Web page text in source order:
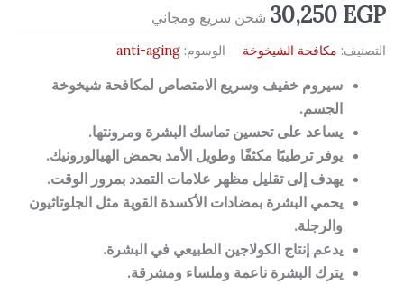
30,250EGP شحن سريع ومجاني
التصنيف:مكافحة الشيخوخة الوسوم:anti-aging
سيروم خفيف وسريع الامتصاص لمكافحة شيخوخة
الجسم.
يساعد على تحسين تماسك البشرة ومرونتها.
يوفر ترطيبًا مكثفًا وطويل الأمد بحمض الهيالورونيك.
يهدف إلى تقليل مظهر علامات التمدد بمرور الوقت.
يحمي البشرة بمضادات الأكسدة القوية مثل الجلوتاثيون
والرجلة.
يدعم إنتاج الكولاجين الطبيعي في البشرة.
يترك البشرة ناعمة وملساء ومشرقة.